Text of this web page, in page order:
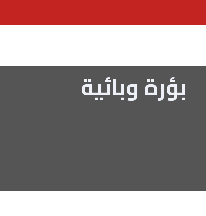
بؤرة وبائية